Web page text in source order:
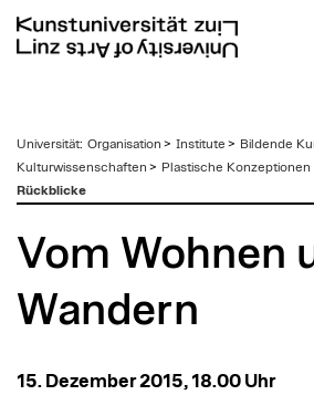
zum
Inhalt
Universität: Organisation > Institute > Bildende
Kulturwissenschaften > Plastische Konzeptionen
Rückblicke
Vom Wohnen
Wandern
15. Dezember 2015, 18.00 Uhr